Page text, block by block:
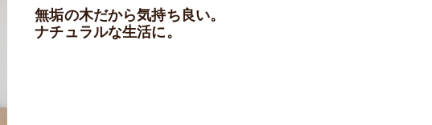
無垢の木だから気持ち良い。
ナチュラルな生活に。